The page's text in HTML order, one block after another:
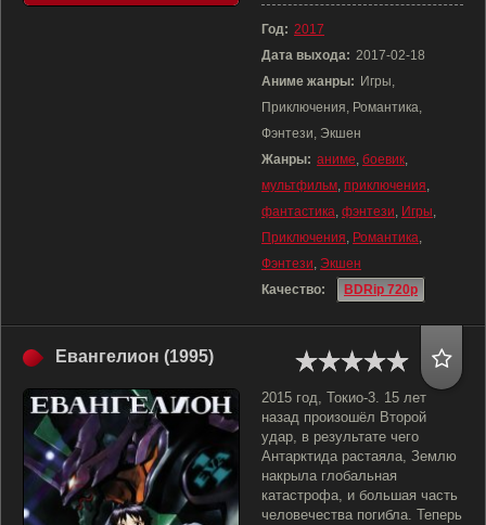
Год: 2017
Дата выхода: 2017-02-18
Аниме жанры: Игры,
Приключения, Романтика,
Фэнтези, Экшен
Жанры: аниме, боевик,
мультфильм, приключения,
фантастика, фэнтези, Игры,
Приключения, Романтика,
Фэнтези, Экшен
Качество:
BDRip 720p
Евангелион (1995)
2015 год, Токио-3. 15 лет
назад произошёл Второй
удар, в результате чего
Антарктида растаяла, Землю
накрыла глобальная
катастрофа, и большая часть
человечества погибла. Теперь